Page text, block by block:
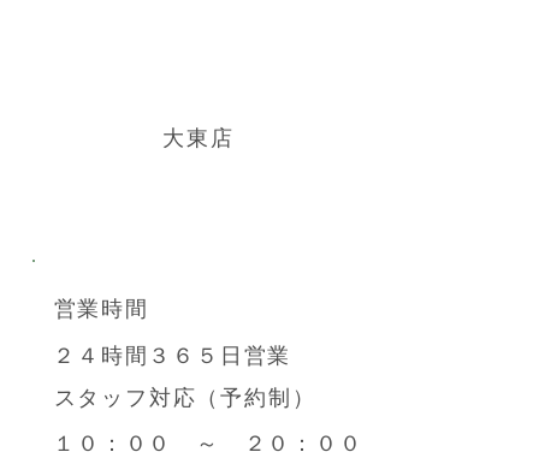
大東店
営業時間
２４時間３６５日営業
スタッフ対応（予約制）
１０：００ ～ ２０：００